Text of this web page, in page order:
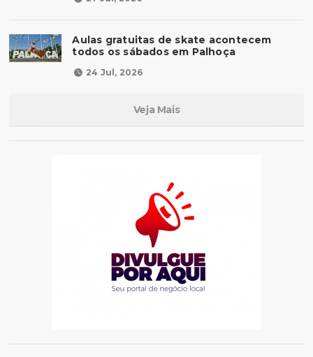
Aulas gratuitas de skate acontecem
todos os sábados em Palhoça
24 Jul, 2026
Veja Mais